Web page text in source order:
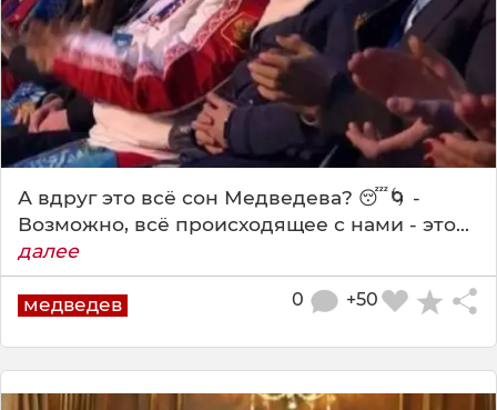
А вдруг это всё сон Медведева? 😴🌀 -
Возможно, всё происходящее с нами - это...
далее
медведев +50
0